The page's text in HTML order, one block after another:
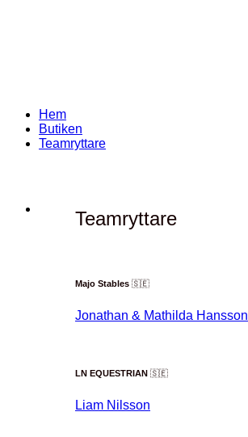
Hem
Butiken
Teamryttare
Teamryttare
Majo Stables 🇸🇪
Jonathan & Mathilda Hansson
LN EQUESTRIAN 🇸🇪
Liam Nilsson